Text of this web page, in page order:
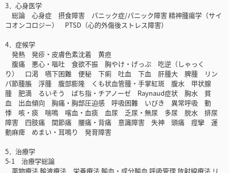
3．心身医学
総論 心身症 摂食障害 パニック症/パニック障害 精神腫瘍学（サイ
コオンコロジー） PTSD（心的外傷後ストレス障害）
4．症候学
発熱 発疹・皮膚色素沈着 黄疸
腹痛 悪心・嘔吐 食欲不振 胸やけ・げっぷ 吃逆（しゃっく
り） 口渇 嚥下困難 便秘 下痢 吐血 下血 肝腫大 脾腫 リン
パ節腫脹 浮腫 腹部膨隆 くも状血管腫・手掌紅斑 腹水 甲状腺
腫 肥満 るいそう ばち指・チアノーゼ Raynaud症状 胸水 貧
血 出血傾向 胸痛・胸部圧迫感 呼吸困難 いびき 異常呼吸 動
悸 咳・痰 喘鳴 喀血・血痰 血尿 乏尿・無尿 多尿 脱水 排尿
障害 四肢痛 関節痛 腰痛・背痛 意識障害 失神 頭痛 痙攣 運
動麻痺 めまい・耳鳴り 発育障害
5．治療学
5-1 治療学総論
薬物療法 輸液療法 栄養療法 輸血・成分輸血 呼吸管理 放射線療法 リ